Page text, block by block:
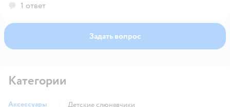
1 ответ
Задать вопрос
Категории
Аксессуары детские слюнявчики